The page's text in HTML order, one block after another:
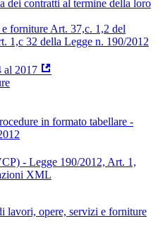
dei contratti al termine della loro
forniture Art. 37,c. 1,2 del
1,c 32 della Legge n. 190/2012
al 2017
in formato tabellare -
- Legge 190/2012, Art. 1,
XML
lavori, opere, servizi e forniture